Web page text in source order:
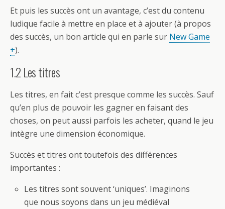
Et puis les succès ont un avantage, c’est du contenu
ludique facile à mettre en place et à ajouter (à propos
des succès, un bon article qui en parle sur New Game
+).
1.2 Les titres
Les titres, en fait c’est presque comme les succès. Sauf
qu’en plus de pouvoir les gagner en faisant des
choses, on peut aussi parfois les acheter, quand le jeu
intègre une dimension économique.
Succès et titres ont toutefois des différences
importantes :
Les titres sont souvent ‘uniques’. Imaginons
que nous soyons dans un jeu médiéval